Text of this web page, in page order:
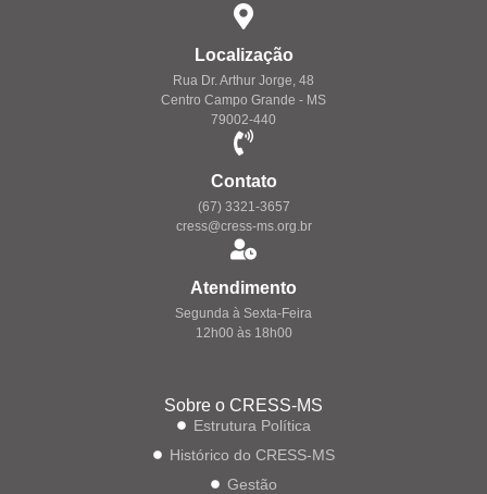
Localização
Rua Dr. Arthur Jorge, 48
Centro Campo Grande - MS
79002-440
Contato
(67) 3321-3657
cress@cress-ms.org.br
Atendimento
Segunda à Sexta-Feira
12h00 às 18h00
Sobre o CRESS-MS
Estrutura Política
Histórico do CRESS-MS
Gestão